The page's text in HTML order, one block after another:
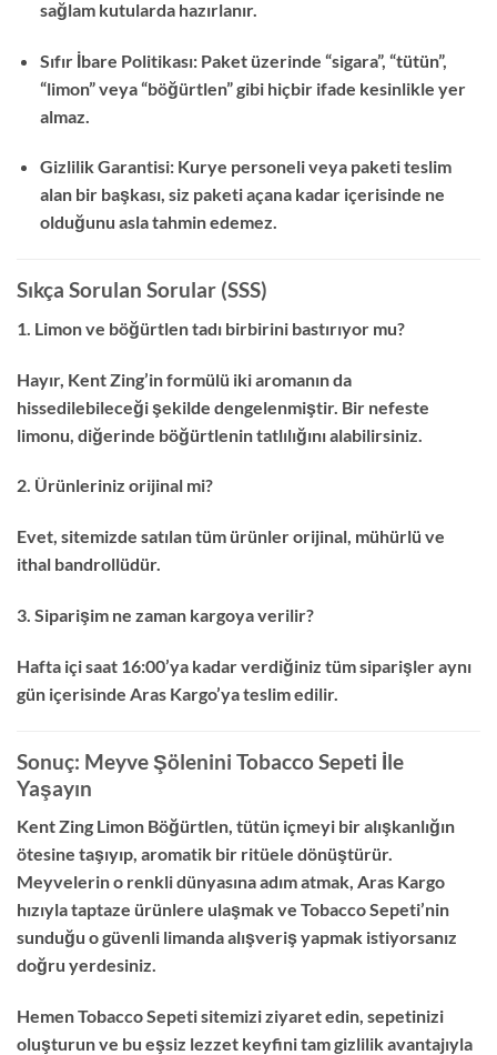
sağlam kutularda hazırlanır.
Sıfır İbare Politikası: Paket üzerinde “sigara”, “tütün”,
“limon” veya “böğürtlen” gibi hiçbir ifade kesinlikle yer
almaz.
Gizlilik Garantisi: Kurye personeli veya paketi teslim
alan bir başkası, siz paketi açana kadar içerisinde ne
olduğunu asla tahmin edemez.
Sıkça Sorulan Sorular (SSS)
1. Limon ve böğürtlen tadı birbirini bastırıyor mu?
Hayır, Kent Zing’in formülü iki aromanın da
hissedilebileceği şekilde dengelenmiştir. Bir nefeste
limonu, diğerinde böğürtlenin tatlılığını alabilirsiniz.
2. Ürünleriniz orijinal mi?
Evet, sitemizde satılan tüm ürünler orijinal, mühürlü ve
ithal bandrollüdür.
3. Siparişim ne zaman kargoya verilir?
Hafta içi saat 16:00’ya kadar verdiğiniz tüm siparişler aynı
gün içerisinde Aras Kargo’ya teslim edilir.
Sonuç: Meyve Şölenini Tobacco Sepeti İle
Yaşayın
Kent Zing Limon Böğürtlen, tütün içmeyi bir alışkanlığın
ötesine taşıyıp, aromatik bir ritüele dönüştürür.
Meyvelerin o renkli dünyasına adım atmak, Aras Kargo
hızıyla taptaze ürünlere ulaşmak ve Tobacco Sepeti’nin
sunduğu o güvenli limanda alışveriş yapmak istiyorsanız
doğru yerdesiniz.
Hemen Tobacco Sepeti sitemizi ziyaret edin, sepetinizi
oluşturun ve bu eşsiz lezzet keyfini tam gizlilik avantajıyla